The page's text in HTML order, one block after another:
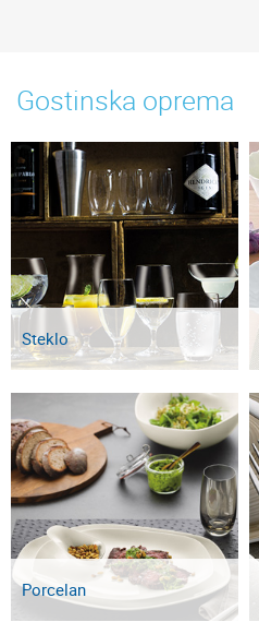
Gostinska oprema
Steklo
Porcelan